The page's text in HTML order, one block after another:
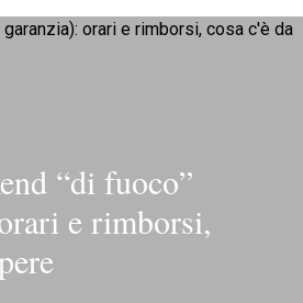
“di fuoco”
e rimborsi,